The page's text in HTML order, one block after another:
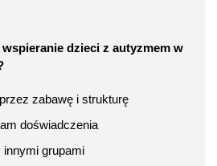
dzieci z autyzmem w
zabawę i strukturę
doświadczenia
innymi grupami